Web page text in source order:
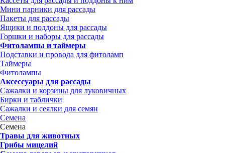
Мини парники для рассады
Пакеты для рассады
Ящики и поддоны для рассады
Горшки и наборы для рассады
Фитолампы и таймеры
Подставки и провода для фитоламп
Таймеры
Фитолампы
Аксессуары для рассады
Сажалки и корзины для луковичных
Бирки и таблички
Сажалки и сеялки для семян
Семена
Семена
Травы для животных
Грибы мицелий